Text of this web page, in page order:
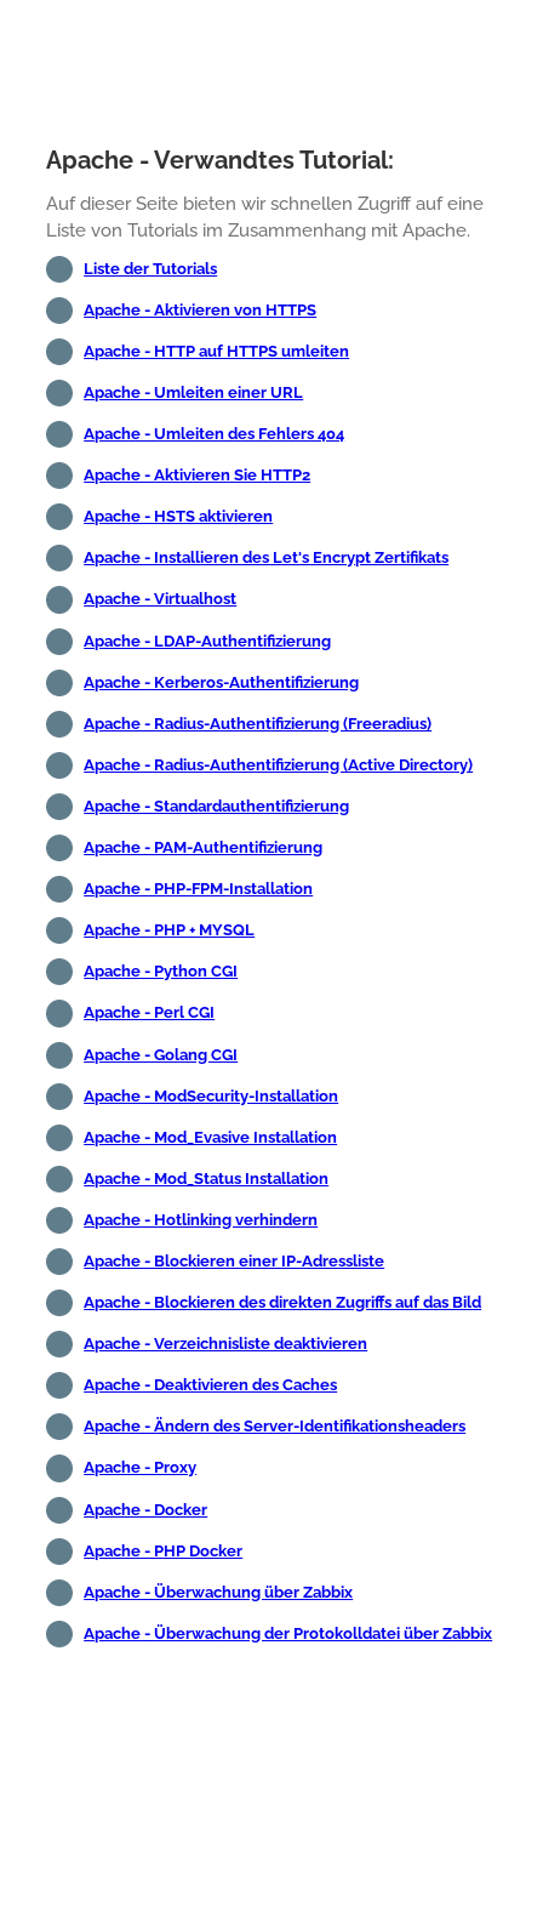
Apache - Verwandtes Tutorial:
Auf dieser Seite bieten wir schnellen Zugriff auf eine
Liste von Tutorials im Zusammenhang mit Apache.
Liste der Tutorials
Apache - Aktivieren von HTTPS
Apache - HTTP auf HTTPS umleiten
Apache - Umleiten einer URL
Apache - Umleiten des Fehlers 404
Apache - Aktivieren Sie HTTP2
Apache - HSTS aktivieren
Apache - Installieren des Let's Encrypt Zertifikats
Apache - Virtualhost
Apache - LDAP-Authentifizierung
Apache - Kerberos-Authentifizierung
Apache - Radius-Authentifizierung (Freeradius)
Apache - Radius-Authentifizierung (Active Directory)
Apache - Standardauthentifizierung
Apache - PAM-Authentifizierung
Apache - PHP-FPM-Installation
Apache - PHP + MYSQL
Apache - Python CGI
Apache - Perl CGI
Apache - Golang CGI
Apache - ModSecurity-Installation
Apache - Mod_Evasive Installation
Apache - Mod_Status Installation
Apache - Hotlinking verhindern
Apache - Blockieren einer IP-Adressliste
Apache - Blockieren des direkten Zugriffs auf das Bild
Apache - Verzeichnisliste deaktivieren
Apache - Deaktivieren des Caches
Apache - Ändern des Server-Identifikationsheaders
Apache - Proxy
Apache - Docker
Apache - PHP Docker
Apache - Überwachung über Zabbix
Apache - Überwachung der Protokolldatei über Zabbix